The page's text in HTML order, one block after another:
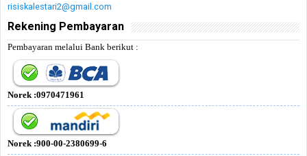
risiskalestari2@gmail.com
Rekening Pembayaran
Pembayaran melalui Bank berikut :
Norek :0970471961
Norek :900-00-2380699-6